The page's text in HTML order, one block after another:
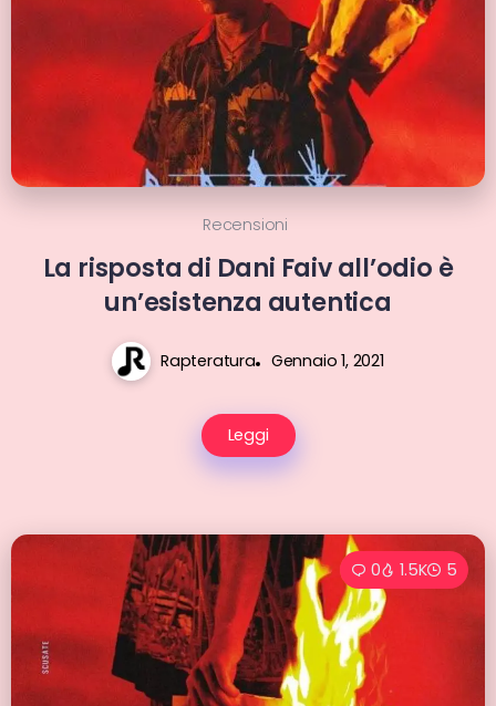
Recensioni
La risposta di Dani Faiv all’odio è
un’esistenza autentica
Rapteratura Gennaio 1, 2021
Leggi
0 1.5K 5